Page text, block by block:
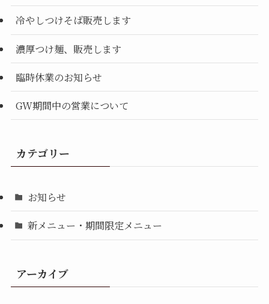
冷やしつけそば販売します
濃厚つけ麺、販売します
臨時休業のお知らせ
GW期間中の営業について
カテゴリー
お知らせ
新メニュー・期間限定メニュー
アーカイブ